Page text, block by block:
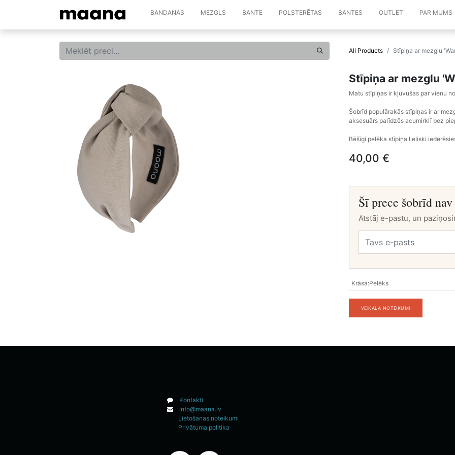
BANDANAS MEZGLS BANTE POLSTERĒTAS BANTES OUTLET PAR MUMS
All Products Stīpiņa ar mezglu
Stīpiņa ar mezglu
Matu stīpiņas ir kļuvušas par vienu
Šobrīd populārakās stīpiņas ir ar
aksesuārs palīdzēs acumirklī bez
Bēšīgi pelēka stīpiņa lieliski
40,00 €
Šī prece šobrīd
Atstāj e-pastu, un
Krāsa:Pelēks
VEIKALA NOTEIKUMI
Kontakti
info@maana.lv
Lietošanas noteikumi
Privātuma politika